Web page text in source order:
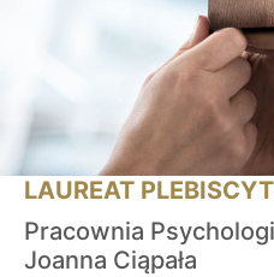
LAUREAT
Pracownia
Joanna Ciąpała